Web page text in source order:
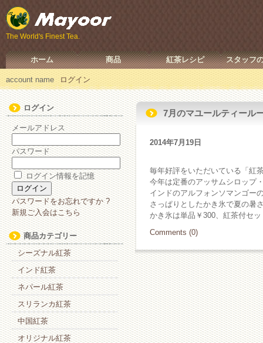
The World's Finest Tea.
ホーム 商品 紅茶レシピ スタッフ
account name ログイン
ログイン
メールアドレス
パスワード
ログイン情報を記憶
パスワードをお忘れですか ?
新規ご入会はこちら
商品カテゴリー
シーズナル紅茶
インド紅茶
ネパール紅茶
スリランカ紅茶
中国紅茶
オリジナル紅茶
7月のマユールティール
2014年7月19日
毎年好評をいただいている「紅
今年は定番のアッサムシロップ
インドのアルフォンソマンゴー
さっぱりとしたかき氷で夏の暑
かき氷は単品￥300、紅茶付セ
Comments (0)